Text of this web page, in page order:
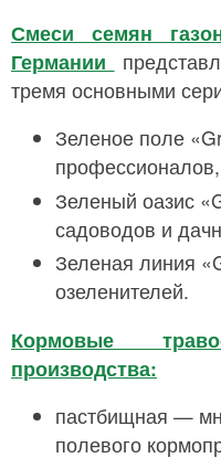
Смеси семян
Германии
тремя основными
Зеленое поле
профессионалов,
Зеленый оазис
садоводов и
Зеленая линия
озеленителей.
Кормовые
производства:
пастбищная —
полевого